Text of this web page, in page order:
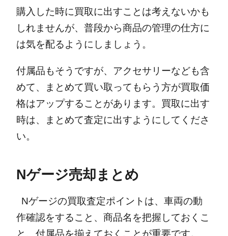
購入した時に買取に出すことは考えないかも
しれませんが、普段から商品の管理の仕方に
は気を配るようにしましょう。
付属品もそうですが、アクセサリーなども含
めて、まとめて買い取ってもらう方が買取価
格はアップすることがあります。
買取に出す
時は、まとめて査定に出すようにしてくださ
い。
Nゲージ売却まとめ
Nゲージの買取査定ポイントは、車両の動
作確認をすること、商品名を把握しておくこ